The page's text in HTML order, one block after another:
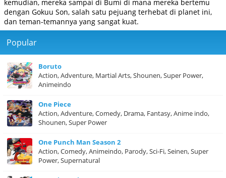
kemudian, mereka sampai di Bumi di mana mereka bertemu
dengan Gokuu Son, salah satu pejuang terhebat di planet ini,
dan teman-temannya yang sangat kuat.
Popular
Boruto
Action, Adventure, Martial Arts, Shounen, Super Power,
Animeindo
One Piece
Action, Adventure, Comedy, Drama, Fantasy, Anime indo,
Shounen, Super Power
One Punch Man Season 2
Action, Comedy, Animeindo, Parody, Sci-Fi, Seinen, Super
Power, Supernatural